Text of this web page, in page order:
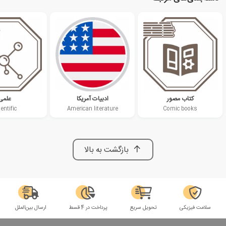
کتاب مصور
Comic books
ادبیات آمریکا
American literature
بازگشت به بالا
سلامت فیزیکی تحویل سریع پرداخت در 4 قسط ارسال بین‌الملل